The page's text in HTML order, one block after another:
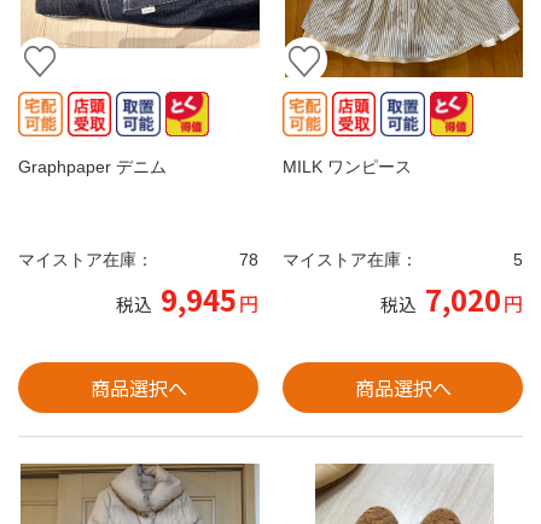
Graphpaper デニム
マイストア在庫： 78
税込 9,945円
商品選択へ
MILK ワンピース
マイストア在庫： 5
税込 7,020円
商品選択へ